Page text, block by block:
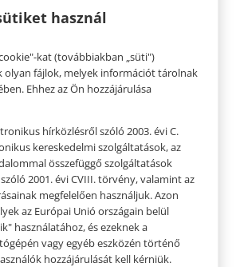
belekeverjük a lisztet, és
felforrósított tejet, és gyorsan
2 percig forraljuk. Amikor
borssal fűszerezzük.
egy keveset a tányér aljára
használ
kat (továbbiakban „süti")
olyan fájlok, melyek információt tárolnak
Ehhez az Ön hozzájárulása
hírközlésről szóló 2003. évi C.
kereskedelmi szolgáltatások, az
összefüggő szolgáltatások
2001. évi CVIII. törvény, valamint az
megfelelően használjuk. Azon
az Európai Unió országain belül
használatához, és ezeknek a
vagy egyéb eszközén történő
hozzájárulását kell kérniük.